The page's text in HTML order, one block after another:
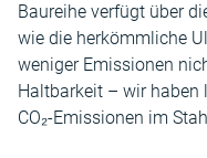
Baureihe verfügt über
wie die herkömmliche
weniger Emissionen
Haltbarkeit – wir haben
CO₂-Emissionen im